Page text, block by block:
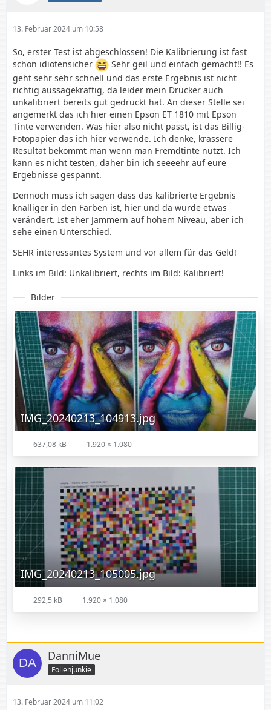
13. Februar 2024 um 10:58
So, erster Test ist abgeschlossen! Die Kalibrierung ist fast
schon idiotensicher
Sehr geil und einfach gemacht!! Es
geht sehr sehr schnell und das erste Ergebnis ist nicht
richtig aussagekräftig, da leider mein Drucker auch
unkalibriert bereits gut gedruckt hat. An dieser Stelle sei
angemerkt das ich hier einen Epson ET 1810 mit Epson
Tinte verwenden. Was hier also nicht passt, ist das Billig-
Fotopapier das ich hier verwende. Ich denke, krassere
Resultat bekommt man wenn man Fremdtinte nutzt. Ich
kann es nicht testen, daher bin ich seeeehr auf eure
Ergebnisse gespannt.
Dennoch muss ich sagen dass das kalibrierte Ergebnis
knalliger in den Farben ist, hier und da wurde etwas
verändert. Ist eher Jammern auf hohem Niveau, aber ich
sehe einen Unterschied.
SEHR interessantes System und vor allem für das Geld!
Links im Bild: Unkalibriert, rechts im Bild: Kalibriert!
Bilder
IMG_20240213_104913.jpg
637,08 kB 1.920 × 1.080
IMG_20240213_105005.jpg
292,5 kB 1.920 × 1.080
DanniMue
Folienjunkie
13. Februar 2024 um 11:02